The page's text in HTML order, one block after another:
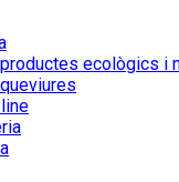
ecològics i